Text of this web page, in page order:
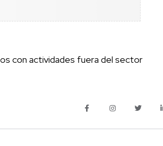
con actividades fuera del sector